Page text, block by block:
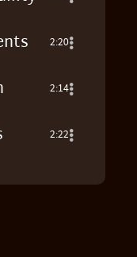
2:20
2:14
2:22